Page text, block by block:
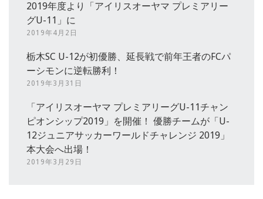
2019年度より「アイリスオーヤマ プレミアリー
グU-11」に
2019年4月2日
栃木SC U-12が初優勝、延長戦で前年王者のFCパ
ーシモンに逆転勝利！
2019年3月31日
「アイリスオーヤマ プレミアリーグU-11チャン
ピオンシップ2019」を開催！ 優勝チームが「U-
12ジュニアサッカーワールドチャレンジ 2019」
本大会へ出場！
2019年3月29日